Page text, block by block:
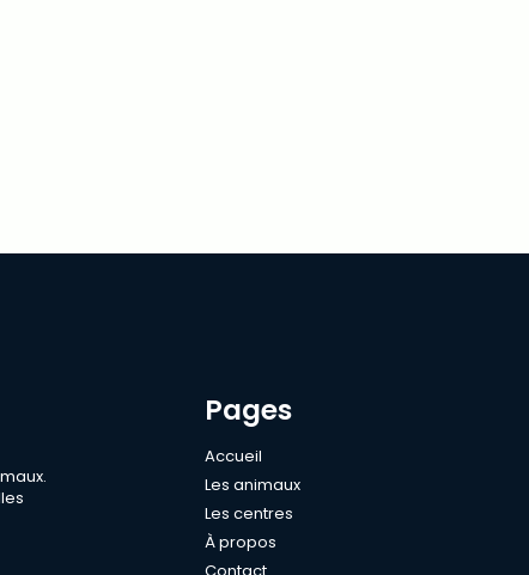
Pages
Accueil
Les animaux
Les centres
À propos